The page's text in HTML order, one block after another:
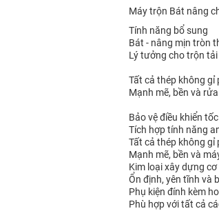
Máy trộn Bát nâng
Tính năng bổ sung
Bát - nâng mịn tròn
Lý tưởng cho trộn
Tất cả thép không gỉ
Mạnh mẽ, bền và
Bảo vệ điều khiển
Tích hợp tính năng
Tất cả thép không gỉ
Mạnh mẽ, bền và
Kim loại xây dựng
Ổn định, yên tĩnh và
Phụ kiện đính kèm
Phù hợp với tất cả